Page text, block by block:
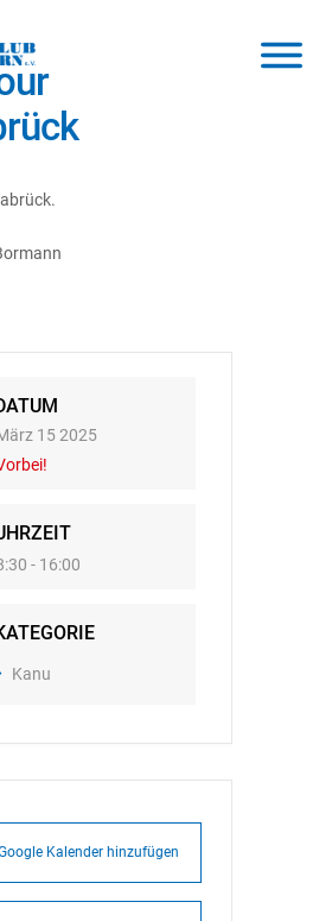
15 2025
- 16:00
Kanu
Kalender hinzufügen